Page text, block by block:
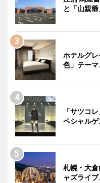
と「山親
ホテルグ
色」テー
「サツコ
ペシャル
札幌・大
ャズライ